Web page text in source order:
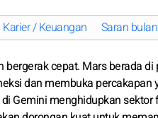
Karier / Keuangan Saran
bergerak cepat. Mars berada
dan membuka percakapan
Gemini menghidupkan